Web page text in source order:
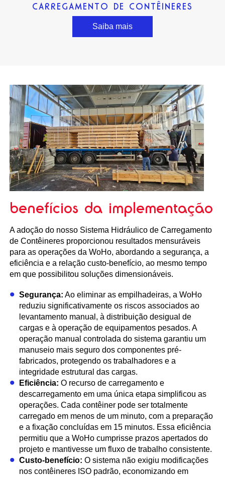
CARREGAMENTO DE CONTÊINERES
Saiba mais
benefícios da implementação
A adoção do nosso Sistema Hidráulico de Carregamento
de Contêineres proporcionou resultados mensuráveis
para as operações da WoHo, abordando a segurança, a
eficiência e a relação custo-benefício, ao mesmo tempo
em que possibilitou soluções dimensionáveis.
Segurança: Ao eliminar as empilhadeiras, a WoHo
reduziu significativamente os riscos associados ao
levantamento manual, à distribuição desigual de
cargas e à operação de equipamentos pesados. A
operação manual controlada do sistema garantiu um
manuseio mais seguro dos componentes pré-
fabricados, protegendo os trabalhadores e a
integridade estrutural das cargas.
Eficiência: O recurso de carregamento e
descarregamento em uma única etapa simplificou as
operações. Cada contêiner pode ser totalmente
carregado em menos de um minuto, com a preparação
e a fixação concluídas em 15 minutos. Essa eficiência
permitiu que a WoHo cumprisse prazos apertados do
projeto e mantivesse um fluxo de trabalho consistente.
Custo-benefício: O sistema não exigiu modificações
nos contêineres ISO padrão, economizando em